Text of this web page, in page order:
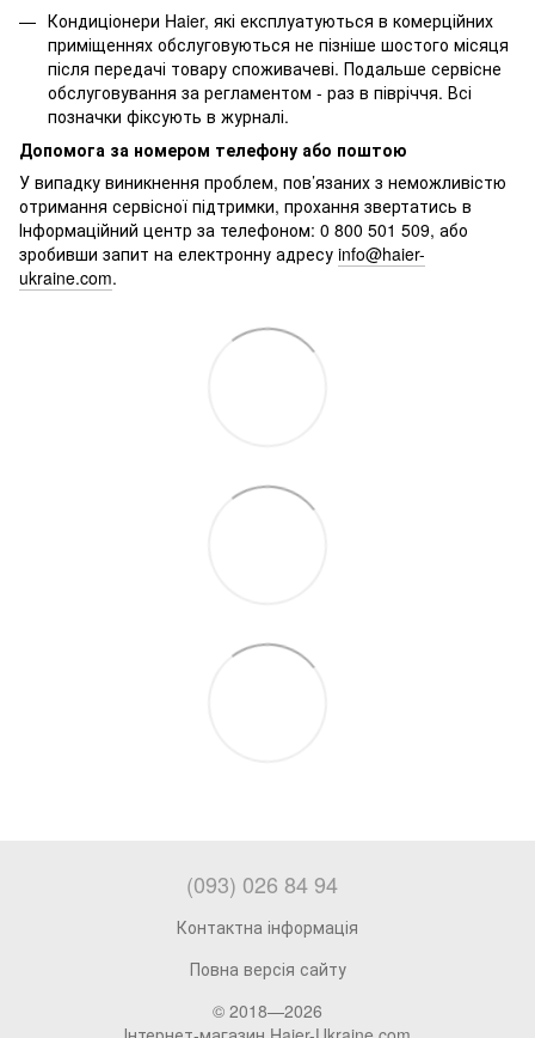
Кондиціонери Haier, які експлуатуються в комерційних
приміщеннях обслуговуються не пізніше шостого місяця
після передачі товару споживачеві. Подальше сервісне
обслуговування за регламентом - раз в півріччя. Всі
позначки фіксують в журналі.
Допомога за номером телефону або поштою
У випадку виникнення проблем, пов’язаних з неможливістю
отримання сервісної підтримки, прохання звертатись в
Інформаційний центр за телефоном: 0 800 501 509, або
зробивши запит на електронну адресу info@haier-
ukraine.com.
(093) 026 84 94
Контактна інформація
Повна версія сайту
© 2018—2026